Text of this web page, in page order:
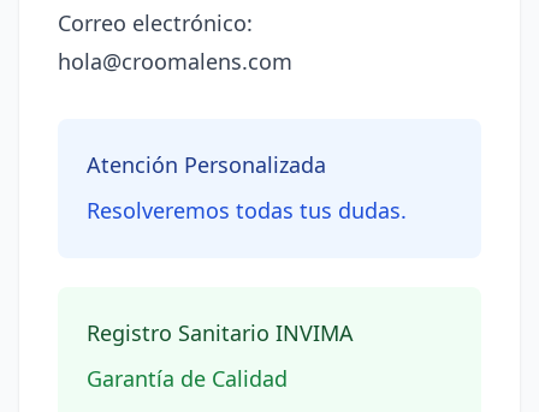
Correo electrónico:
hola@croomalens.com
Atención Personalizada
Resolveremos todas tus dudas.
Registro Sanitario INVIMA
Garantía de Calidad